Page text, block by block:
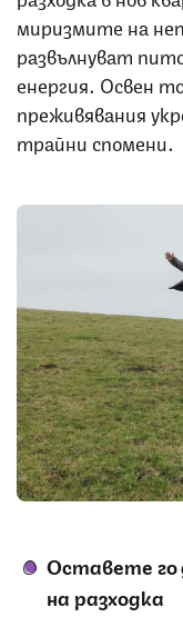
миризмите на
развълнуват
енергия. Освен
преживявания
трайни спомени.
Оставете го
на разходка